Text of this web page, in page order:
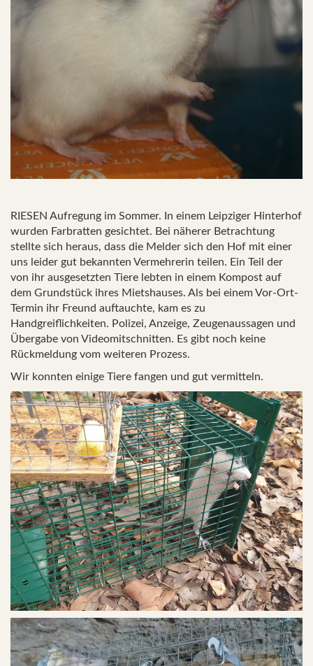
RIESEN Aufregung im Sommer. In einem Leipziger Hinterhof
wurden Farbratten gesichtet. Bei näherer Betrachtung
stellte sich heraus, dass die Melder sich den Hof mit einer
uns leider gut bekannten Vermehrerin teilen. Ein Teil der
von ihr ausgesetzten Tiere lebten in einem Kompost auf
dem Grundstück ihres Mietshauses. Als bei einem Vor-Ort-
Termin ihr Freund auftauchte, kam es zu
Handgreiflichkeiten. Polizei, Anzeige, Zeugenaussagen und
Übergabe von Videomitschnitten. Es gibt noch keine
Rückmeldung vom weiteren Prozess.
Wir konnten einige Tiere fangen und gut vermitteln.